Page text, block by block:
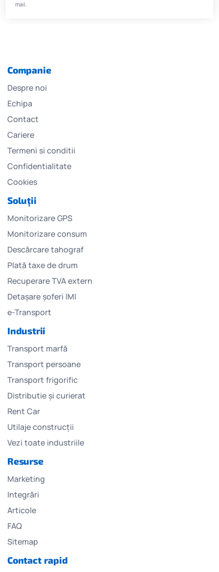
mail.
Companie
Despre noi
Echipa
Contact
Cariere
Termeni si conditii
Confidentialitate
Cookies
Soluții
Monitorizare GPS
Monitorizare consum
Descărcare tahograf
Plată taxe de drum
Recuperare TVA extern
Detașare șoferi IMI
e-Transport
Industrii
Transport marfă
Transport persoane
Transport frigorific
Distributie și curierat
Rent Car
Utilaje construcții
Vezi toate industriile
Resurse
Marketing
Integrări
Articole
FAQ
Sitemap
Contact rapid